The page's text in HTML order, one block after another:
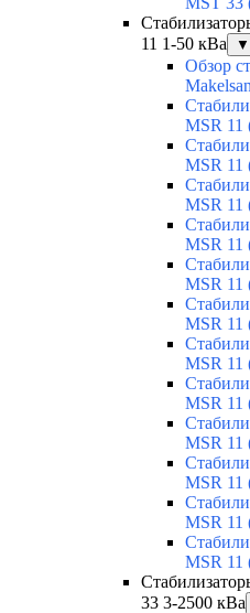
11 1-50 кВа
▼
Обзор
MSR 11
MSR 11
MSR 11
MSR 11
MSR 11
MSR 11
MSR 11
MSR 11
MSR 11
MSR 11
MSR 11
MSR 11
33 3-2500 кВа